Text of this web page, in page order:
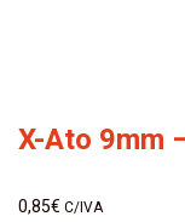
X-Ato 9mm
0,85€ C/IVA